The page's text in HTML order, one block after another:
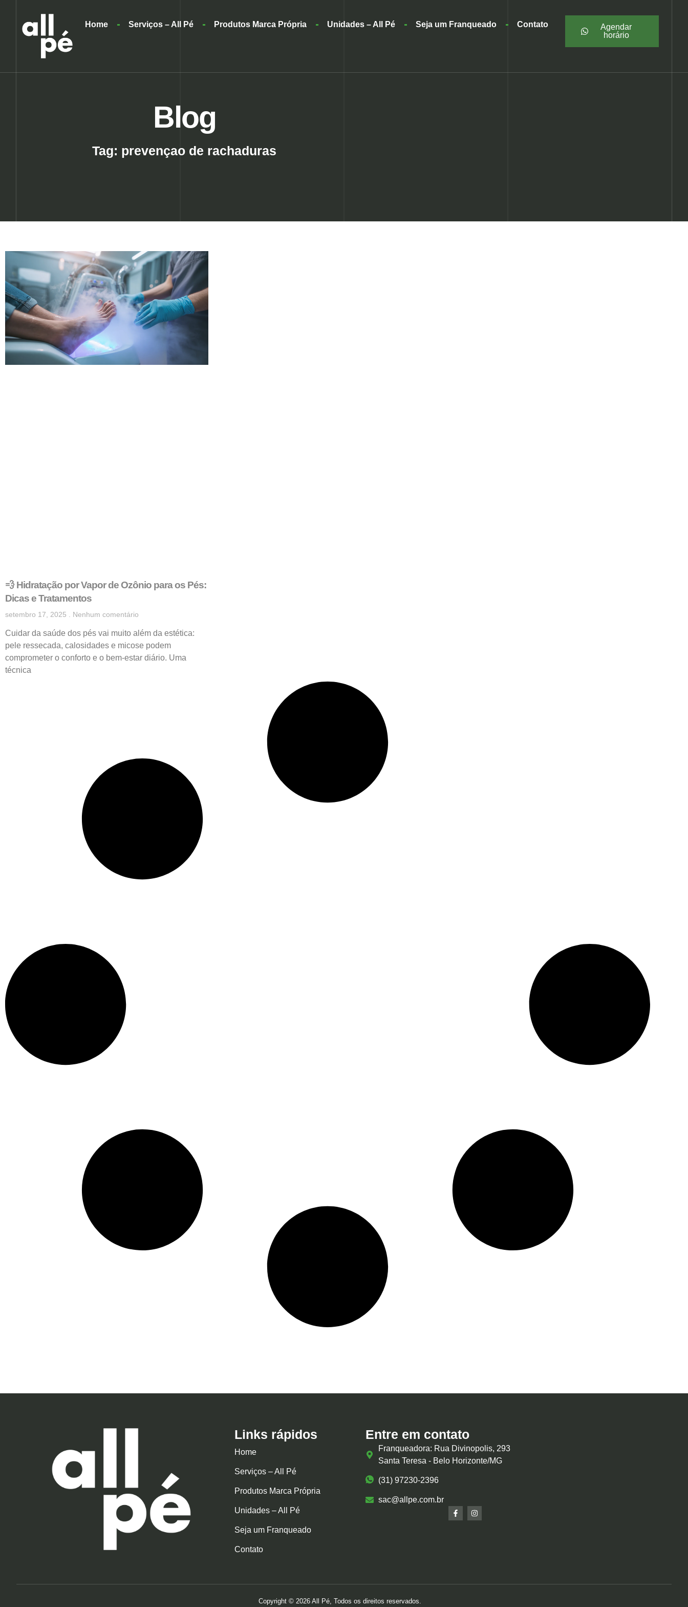
Home Serviços – All Pé Produtos Marca Própria Unidades – All Pé Seja um Franqueado Contato
Agendar
horário
Blog
Tag: prevençao de rachaduras
💨 Hidratação por Vapor de Ozônio para os Pés:
Dicas e Tratamentos
setembro 17, 2025 Nenhum comentário
Cuidar da saúde dos pés vai muito além da estética:
pele ressecada, calosidades e micose podem
comprometer o conforto e o bem-estar diário. Uma
técnica
Links rápidos
Home
Serviços – All Pé
Produtos Marca Própria
Unidades – All Pé
Seja um Franqueado
Contato
Entre em contato
Franqueadora: Rua Divinopolis, 293
Santa Teresa - Belo Horizonte/MG
(31) 97230-2396
sac@allpe.com.br
Copyright © 2026 All Pé, Todos os direitos reservados.